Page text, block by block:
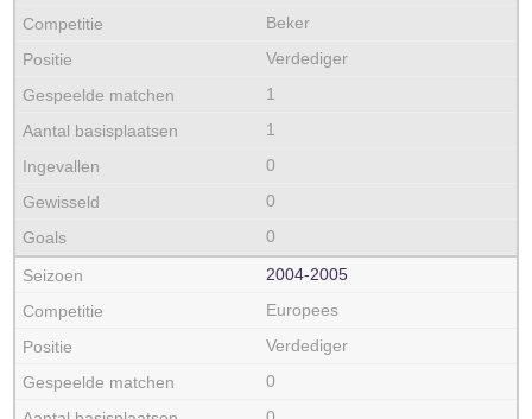
Beker
Verdediger
1
1
0
0
0
2004‑2005
Europees
Verdediger
0